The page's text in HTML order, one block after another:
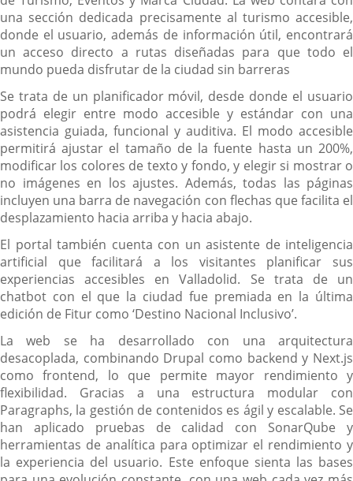
una sección dedicada precisamente al turismo accesible,
donde el usuario, además de información útil, encontrará
un acceso directo a rutas diseñadas para que todo el
mundo pueda disfrutar de la ciudad sin barreras
Se trata de un planificador móvil, desde donde el usuario
podrá elegir entre modo accesible y estándar con una
asistencia guiada, funcional y auditiva. El modo accesible
permitirá ajustar el tamaño de la fuente hasta un 200%,
modificar los colores de texto y fondo, y elegir si mostrar o
no imágenes en los ajustes. Además, todas las páginas
incluyen una barra de navegación con flechas que facilita el
desplazamiento hacia arriba y hacia abajo.
El portal también cuenta con un asistente de inteligencia
artificial que facilitará a los visitantes planificar sus
experiencias accesibles en Valladolid. Se trata de un
chatbot con el que la ciudad fue premiada en la última
edición de Fitur como ‘Destino Nacional Inclusivo’.
La web se ha desarrollado con una arquitectura
desacoplada, combinando Drupal como backend y Next.js
como frontend, lo que permite mayor rendimiento y
flexibilidad. Gracias a una estructura modular con
Paragraphs, la gestión de contenidos es ágil y escalable. Se
han aplicado pruebas de calidad con SonarQube y
herramientas de analítica para optimizar el rendimiento y
la experiencia del usuario. Este enfoque sienta las bases